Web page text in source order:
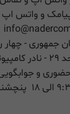
و واتس
جمهوری -
و